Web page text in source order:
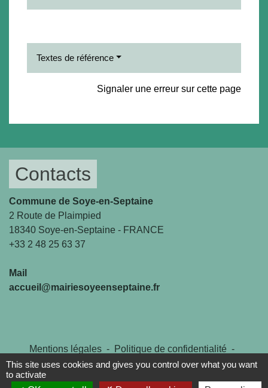
Textes de référence
Signaler une erreur sur cette page
Contacts
Commune de Soye-en-Septaine
2 Route de Plaimpied
18340 Soye-en-Septaine - FRANCE
+33 2 48 25 63 37
Mail
accueil@mairiesoyeenseptaine.fr
Mentions légales - Politique de confidentialité -
Accessibilité - Plan du site - Gestion des cookies
This site uses cookies and gives you control over what you want
to activate